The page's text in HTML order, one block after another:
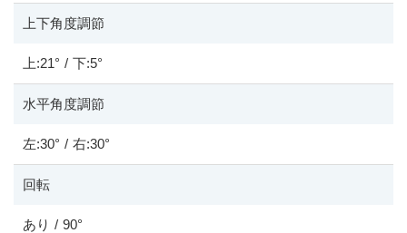
上下角度調節
上:21° / 下:5°
水平角度調節
左:30° / 右:30°
回転
あり / 90°